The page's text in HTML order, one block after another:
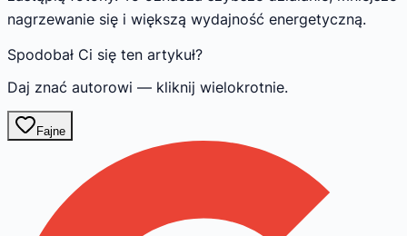
nagrzewanie się i większą wydajność energetyczną.
Spodobał Ci się ten artykuł?
Daj znać autorowi — kliknij wielokrotnie.
Fajne